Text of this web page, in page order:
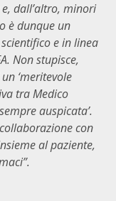
dall’altro, minori
è dunque un
e in linea
Non stupisce,
‘meritevole
tra Medico
auspicata’.
con
al paziente,